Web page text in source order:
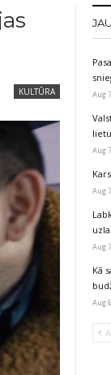
KULTŪRA Aug
Aug
Aug
Aug
Kā
Aug